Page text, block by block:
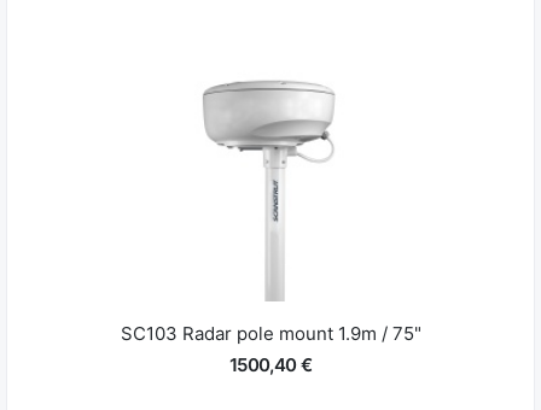
SC103 Radar pole mount 1.9m / 75"
1500,40 €